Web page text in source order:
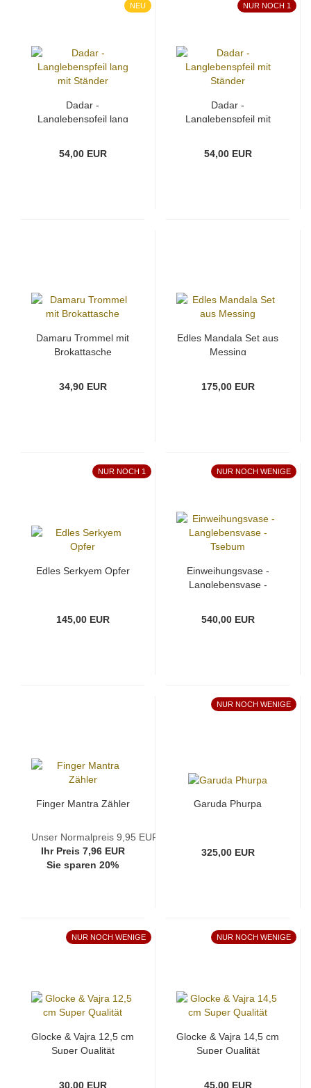
NEU
Dadar -
Langlebenspfeil lang
54,00 EUR
NUR NOCH 1
Dadar -
Langlebenspfeil mit
54,00 EUR
Damaru Trommel mit
Brokattasche
34,90 EUR
Edles Mandala Set aus
Messing
175,00 EUR
NUR NOCH 1
Edles Serkyem Opfer
145,00 EUR
NUR NOCH WENIGE
Einweihungsvase -
Langlebensvase -
540,00 EUR
Finger Mantra Zähler
Unser Normalpreis 9,95 EUR
Ihr Preis 7,96 EUR
Sie sparen 20%
NUR NOCH WENIGE
Garuda Phurpa
325,00 EUR
NUR NOCH WENIGE
Glocke & Vajra 12,5 cm
Super Qualität
30,00 EUR
NUR NOCH WENIGE
Glocke & Vajra 14,5 cm
Super Qualität
45,00 EUR